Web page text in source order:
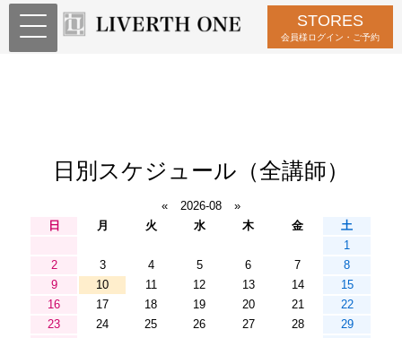
STORES
会員様ログイン・ご予約
日別スケジュール（全講師）
« 2026-08
»
日
月 火 水 木 金
土
1
2
3 4 5 6 7
8
9
10 11 12 13 14
15
16
17 18 19 20 21
22
23
24 25 26 27 28
29